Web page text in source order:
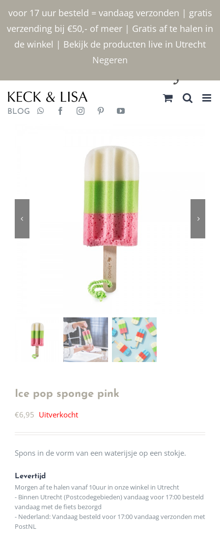
voor 17 uur besteld = vandaag verzonden | gratis
verzending bij €50,- of meer | Gratis af te halen in
de winkel | Bekijk de producten live in Utrecht
Negeren
inhoud
030 2400000
BLOG
Ice pop sponge pink
€6,95 Uitverkocht
Spons in de vorm van een waterijsje op een stokje.
Levertijd
Morgen af te halen vanaf 10uur in onze winkel in Utrecht
- Binnen Utrecht (Postcodegebieden) vandaag voor 17:00 besteld
vandaag met de fiets bezorgd
- Nederland: Vandaag besteld voor 17:00 vandaag verzonden met
PostNL